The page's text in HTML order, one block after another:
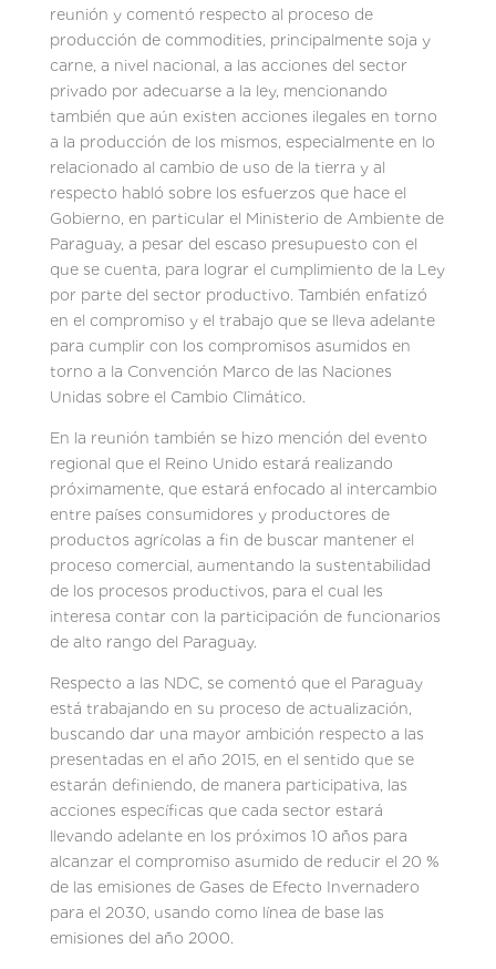
reunión y comentó respecto al proceso de
producción de commodities, principalmente soja y
carne, a nivel nacional, a las acciones del sector
privado por adecuarse a la ley, mencionando
también que aún existen acciones ilegales en torno
a la producción de los mismos, especialmente en lo
relacionado al cambio de uso de la tierra y al
respecto habló sobre los esfuerzos que hace el
Gobierno, en particular el Ministerio de Ambiente de
Paraguay, a pesar del escaso presupuesto con el
que se cuenta, para lograr el cumplimiento de la Ley
por parte del sector productivo. También enfatizó
en el compromiso y el trabajo que se lleva adelante
para cumplir con los compromisos asumidos en
torno a la Convención Marco de las Naciones
Unidas sobre el Cambio Climático.
En la reunión también se hizo mención del evento
regional que el Reino Unido estará realizando
próximamente, que estará enfocado al intercambio
entre países consumidores y productores de
productos agrícolas a fin de buscar mantener el
proceso comercial, aumentando la sustentabilidad
de los procesos productivos, para el cual les
interesa contar con la participación de funcionarios
de alto rango del Paraguay.
Respecto a las NDC, se comentó que el Paraguay
está trabajando en su proceso de actualización,
buscando dar una mayor ambición respecto a las
presentadas en el año 2015, en el sentido que se
estarán definiendo, de manera participativa, las
acciones específicas que cada sector estará
llevando adelante en los próximos 10 años para
alcanzar el compromiso asumido de reducir el 20 %
de las emisiones de Gases de Efecto Invernadero
para el 2030, usando como línea de base las
emisiones del año 2000.